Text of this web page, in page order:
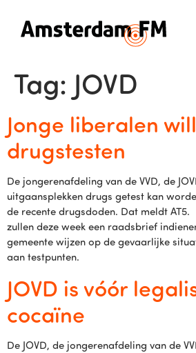
Tag: JOVD
Jonge liberalen
drugstesten
De jongerenafdeling van de VVD, de
uitgaansplekken drugs getest kan
de recente drugsdoden. Dat meldt
zullen deze week een raadsbrief
gemeente wijzen op de gevaarlijke
aan testpunten.
JOVD is vóór
cocaïne
De JOVD, de jongerenafdeling van de